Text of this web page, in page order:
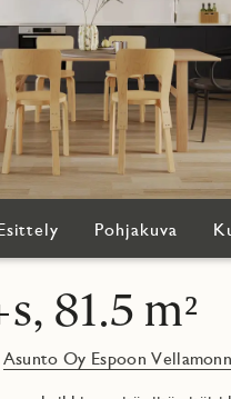
Pohjakuva
81.5 m²
Asunto Oy Espoon